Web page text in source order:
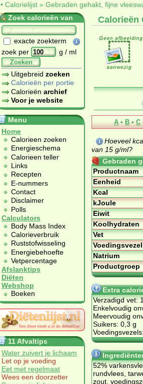
• Calorielijst » Gebraden gehakt, fijne
Zoek calorieën van
exacte zoekterm
zoek per
g / ml
Zoeken
Uitgebreid zoeken
Calorieën per portie
Calorieën archief
Voor je website
Menu
Home
Calorieen zoeken
Energieschema
Calorieen teller
Links
Recepten
E-nummers
Contact
Disclaimer
Polls
Calculators
Body Mass Index
Calorieverbruik
Ruststofwisseling
Energiebehoefte
Vetpercentage
Afslanktips
Diëten
Webshop
Boeken
11 Afvaltips
Water zuivert je lichaam
Let op je voeding
Eet met regelmaat
Wees een doorzetter
Calorieën
A • B • C
Hoeveel
van 15 g/ml?
Gebraden
Productnaam
Eenheid
Kcal
kJoule
Eiwit
Koolhydraten
Vet
Voedingsvezel
Natrium
Productgroep
Extra
Verzadigd vet:
Enkelvoudig
Meervoudig
Suikers: 0,3 g
52%
rundvlees,
zout,